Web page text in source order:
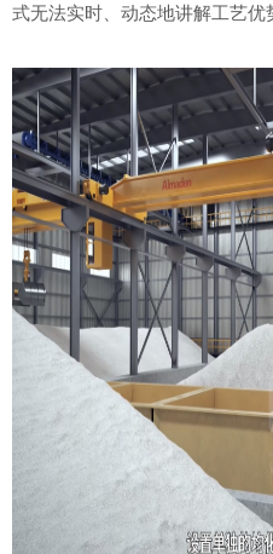
式无法实时、动态地讲解工艺优